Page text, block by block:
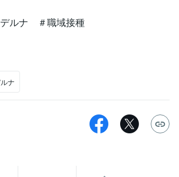
ルナ ＃職域接種
ナ